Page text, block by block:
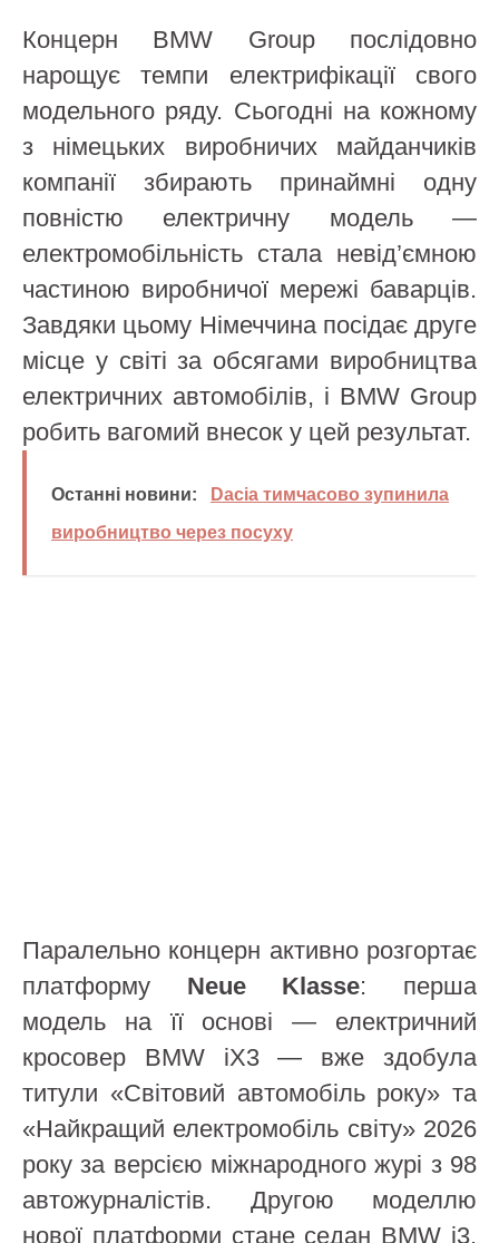
Концерн BMW Group послідовно
нарощує темпи електрифікації свого
модельного ряду. Сьогодні на кожному
з німецьких виробничих майданчиків
компанії збирають принаймні одну
повністю електричну модель —
електромобільність стала невід’ємною
частиною виробничої мережі баварців.
Завдяки цьому Німеччина посідає друге
місце у світі за обсягами виробництва
електричних автомобілів, і BMW Group
робить вагомий внесок у цей результат.
Останні новини:
Dacia тимчасово зупинила
виробництво через посуху
Паралельно концерн активно розгортає
платформу Neue Klasse: перша
модель на її основі — електричний
кросовер BMW iX3 — вже здобула
титули «Світовий автомобіль року» та
«Найкращий електромобіль світу» 2026
року за версією міжнародного журі з 98
автожурналістів. Другою моделлю
нової платформи стане седан BMW i3,